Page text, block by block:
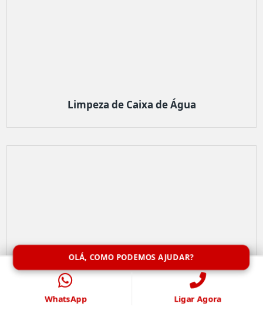
Limpeza de Caixa de Água
OLÁ, COMO PODEMOS AJUDAR?
WhatsApp Ligar Agora